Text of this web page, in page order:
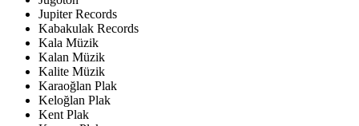
Jupiter Records
Kabakulak Records
Kala Müzik
Kalan Müzik
Kalite Müzik
Karaoğlan Plak
Keloğlan Plak
Kent Plak